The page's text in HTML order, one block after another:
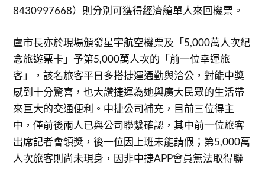
8430997668）則分別可獲得經濟艙單人來回機票。
盧市長亦於現場頒發星宇航空機票及「5,000萬人次紀
念旅遊票卡」予第5,000萬人次的「前一位幸運旅
客」，該名旅客平日多搭捷運通勤與洽公，對能中獎
感到十分驚喜，也大讚捷運為她與廣大民眾的生活帶
來巨大的交通便利。中捷公司補充，目前三位得主
中，僅前後兩人已與公司聯繫確認，其中前一位旅客
出席記者會領獎，後一位因上班未能請假；第5,000萬
人次旅客則尚未現身，因非中捷APP會員無法取得聯